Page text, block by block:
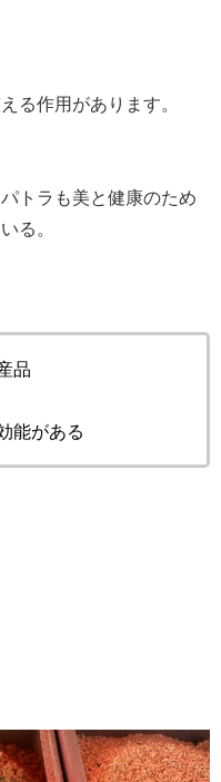
る作用があります。
トラも美と健康のため
る。
品
能がある